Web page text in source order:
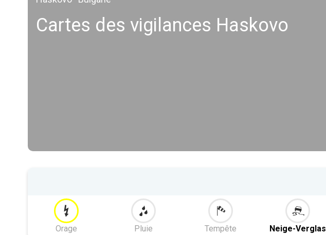
Cartes des vigilances Haskovo
Orage Pluie Tempête Neige-Verglas